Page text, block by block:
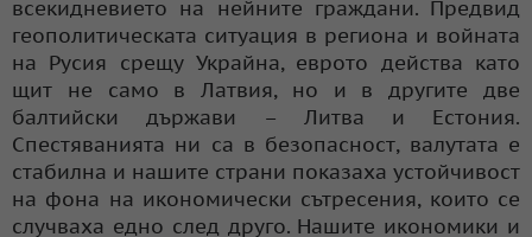
всекидневието на нейните граждани. Предвид
геополитическата ситуация в региона и войната
на Русия срещу Украйна, еврото действа като
щит не само в Латвия, но и в другите две
балтийски държави – Литва и Естония.
Спестяванията ни са в безопасност, валутата е
стабилна и нашите страни показаха устойчивост
на фона на икономически сътресения, които се
случваха едно след друго. Нашите икономики и